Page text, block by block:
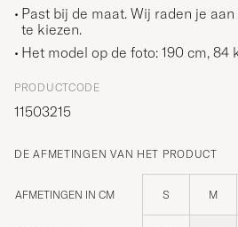
Past bij de maat. Wij raden je
te kiezen.
Het model op de foto: 190 cm, 84
PRODUCTCODE
11503215
DE AFMETINGEN VAN HET PRODUCT
AFMETINGEN IN CM S M